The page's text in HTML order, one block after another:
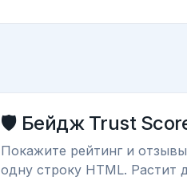
🛡️ Бейдж Trust
Покажите рейтинг и
одну строку HTML. Растит